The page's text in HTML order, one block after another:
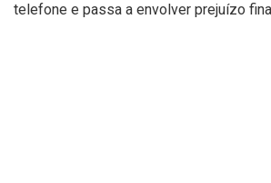
telefone e passa a envolver prejuízo